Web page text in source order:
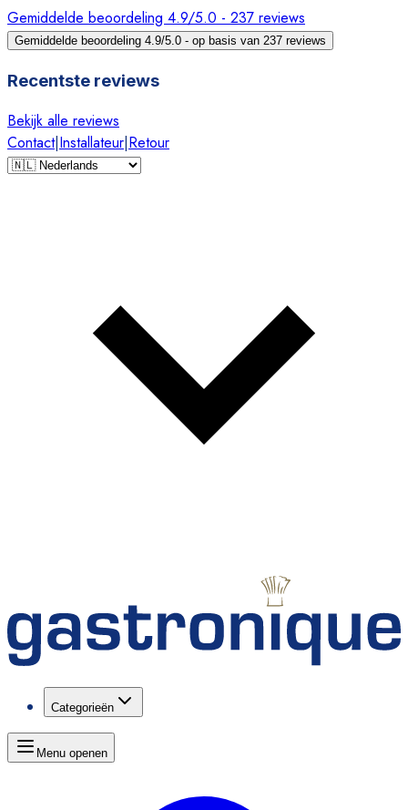
Gemiddelde beoordeling 4.9/5.0 - 237 reviews
Gemiddelde beoordeling 4.9/5.0 - op basis van 237 reviews
Recentste reviews
Bekijk alle reviews
Contact|Installateur|Retour
Categorieën
Menu openen